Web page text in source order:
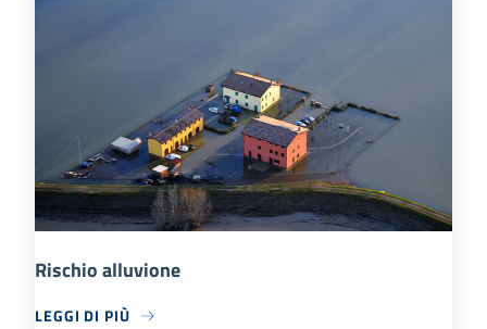
Rischio alluvione
LEGGI DI PIÙ